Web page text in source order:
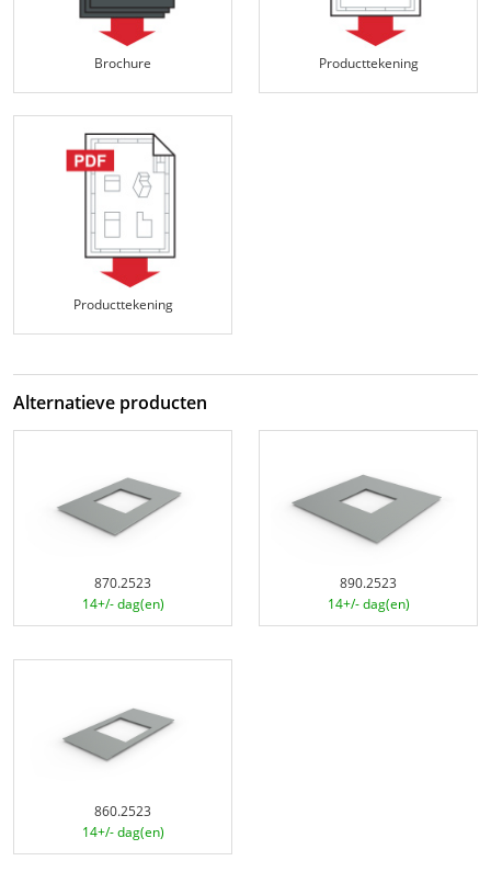
Brochure Producttekening
Producttekening
Alternatieve producten
870.2523
14+/- dag(en)
890.2523
14+/- dag(en)
860.2523
14+/- dag(en)